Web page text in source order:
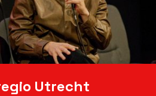
Utrecht